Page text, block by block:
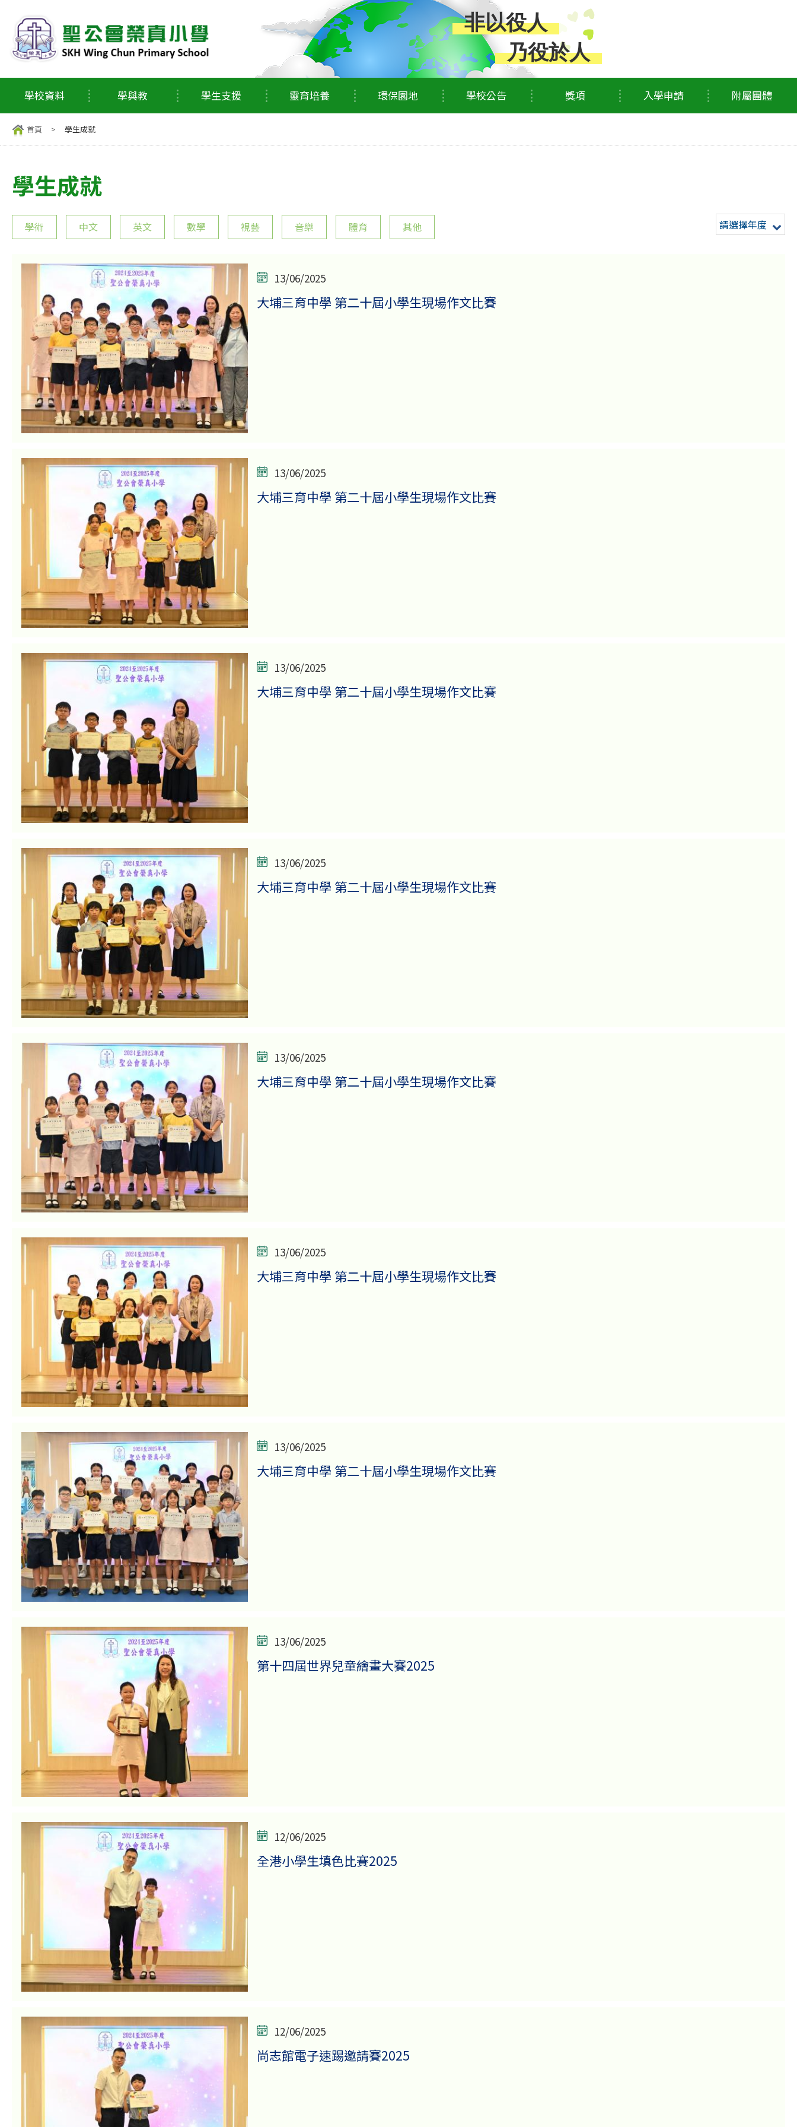
非以役人
乃役於人
學校資料 學與教 學生支援 靈育培養 環保園地 學校公告 獎項 入學申請 附屬團體
首頁 > 學生成就
學生成就
請選擇年度
學術 中文 英文 數學 視藝 音樂 體育 其他
13/06/2025
大埔三育中學 第二十屆小學生現場作文比賽
13/06/2025
大埔三育中學 第二十屆小學生現場作文比賽
13/06/2025
大埔三育中學 第二十屆小學生現場作文比賽
13/06/2025
大埔三育中學 第二十屆小學生現場作文比賽
13/06/2025
大埔三育中學 第二十屆小學生現場作文比賽
13/06/2025
大埔三育中學 第二十屆小學生現場作文比賽
13/06/2025
大埔三育中學 第二十屆小學生現場作文比賽
13/06/2025
第十四屆世界兒童繪畫大賽2025
12/06/2025
全港小學生填色比賽2025
12/06/2025
尚志館電子速踢邀請賽2025